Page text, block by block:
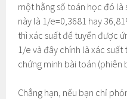
một hằng số toán học đó là
này là 1/e=0,3681 hay
thì xác suất để tuyển được
1/e và đây chính là xác
chứng minh bài toán (phiên
Chẳng hạn, nếu bạn chỉ